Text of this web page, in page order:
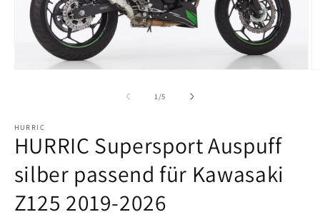
1/von
5
HURRIC
HURRIC Supersport Auspuff
silber passend für Kawasaki
Z125 2019-2026